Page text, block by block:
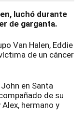
luchó durante
de garganta.
Van Halen, Eddie
de un cáncer
en Santa
de su
hermano y